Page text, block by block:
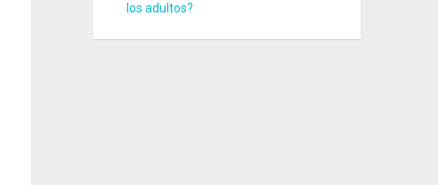
los adultos?